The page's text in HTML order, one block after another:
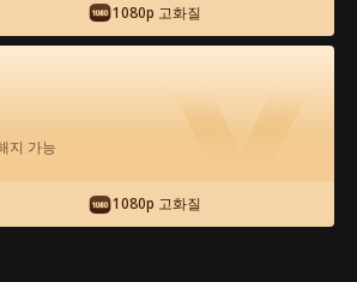
에게 돌아가기 위한 내 길
모든 에피소드
1080p 고화질
지 가능
1080p 고화질